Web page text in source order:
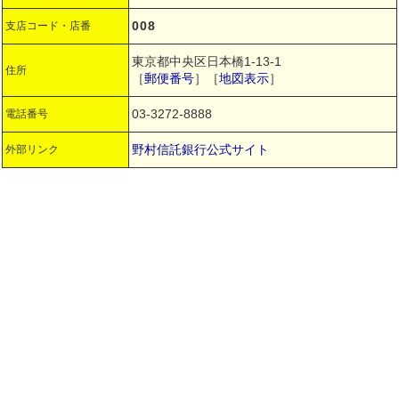
支店コード・店番 008
住所
東京都中央区日本橋1-13-1
［郵便番号］［地図表示］
電話番号 03-3272-8888
外部リンク 野村信託銀行公式サイト